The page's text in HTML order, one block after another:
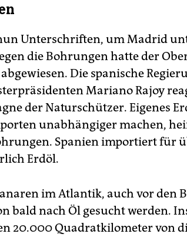
Unterschriften, um Madrid
die Bohrungen hatte der
Die spanische
Mariano Rajoy
der Naturschützer. Eigenes
unabhängiger machen,
Spanien importiert für
Erdöl.
im Atlantik, auch vor den
bald nach Öl gesucht werden.
20.000 Quadratkilometer von